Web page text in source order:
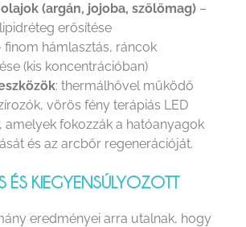
(argán, jojoba, szőlőmag) –
erősítése
finom hámlasztás, ráncok
(kis koncentrációban)
: thermálhővel működő
vörös fény terápiás LED
amelyek fokozzák a hatóanyagok
és az arcbőr regenerációját.
ÉS KIEGYENSÚLYOZOTT
eredményei arra utalnak, hogy